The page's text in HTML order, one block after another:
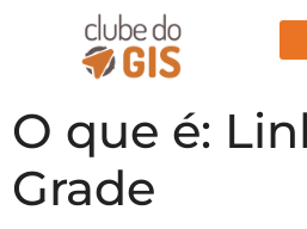
O que é:
Grade